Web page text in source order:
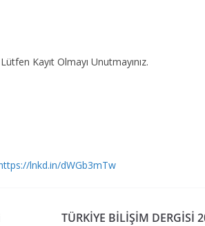
Kayıt Olmayı Unutmayınız.
lnkd.in/dWGb3mTw
TÜRKİYE BİLİŞİM